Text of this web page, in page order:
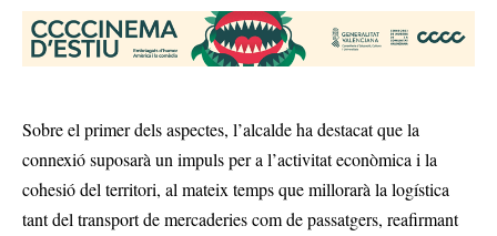
Sobre el primer dels aspectes, l’alcalde ha destacat que la
connexió suposarà un impuls per a l’activitat econòmica i la
cohesió del territori, al mateix temps que millorarà la logística
tant del transport de mercaderies com de passatgers, reafirmant